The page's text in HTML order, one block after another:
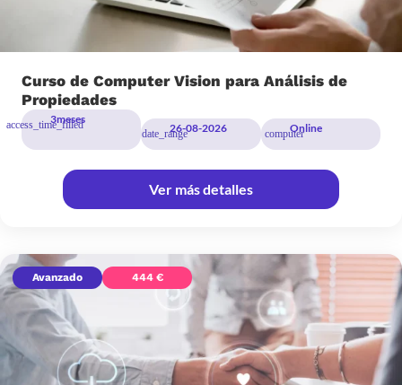
Curso de Computer Vision para Análisis de
Propiedades
3meses
26-08-2026 Online
Ver más detalles
Avanzado 444 €